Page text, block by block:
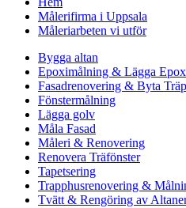
Målerifirma i Uppsala
Måleriarbeten vi utför
Bygga altan
Epoximålning & Lägga
Fasadrenovering & Byta
Fönstermålning
Lägga golv
Måla Fasad
Måleri & Renovering
Renovera Träfönster
Tapetsering
Trapphusrenovering &
Tvätt & Rengöring av